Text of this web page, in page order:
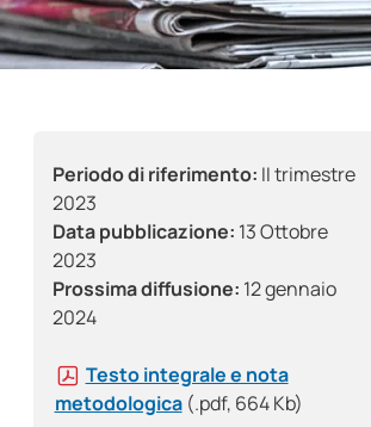
Periodo di riferimento: II trimestre
2023
Data pubblicazione: 13 Ottobre
2023
Prossima diffusione: 12 gennaio
2024
Testo integrale e nota
metodologica (.pdf, 664 Kb)